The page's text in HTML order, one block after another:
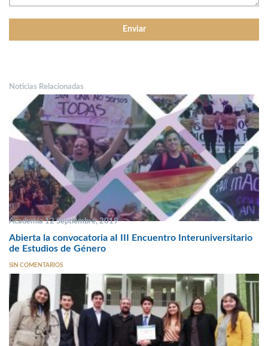
Noticias Relacionadas
Academia 12 Septiembre, 2019
Abierta la convocatoria aI III Encuentro Interuniversitario
de Estudios de Género
SIN COMENTARIOS